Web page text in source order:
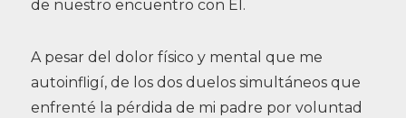
de nuestro encuentro con Él.
A pesar del dolor físico y mental que me
autoinfligí, de los dos duelos simultáneos que
enfrenté la pérdida de mi padre por voluntad